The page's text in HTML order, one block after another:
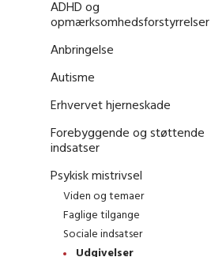
ADHD og
opmærksomhedsforstyrrelser
Anbringelse
Autisme
Erhvervet hjerneskade
Forebyggende og støttende
indsatser
Psykisk mistrivsel
Viden og temaer
Faglige tilgange
Sociale indsatser
Udgivelser